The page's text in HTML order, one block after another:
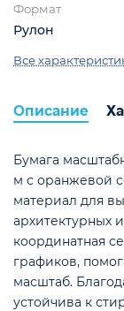
Формат
Рулон
Все
Описание
Бумага
м с оранжевой
материал для
архитектурных
координатная
графиков,
масштаб.
устойчива к